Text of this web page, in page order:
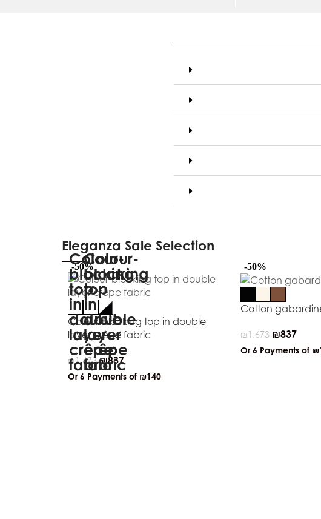
Eleganza Sale Selection
-50%
Colour-blocking top in double
layer crêpe fabric
₪1,673 ₪837
Or 6 Payments of ₪140
-50%
Cotton
₪1,673 ₪837
Or 6 Payments of